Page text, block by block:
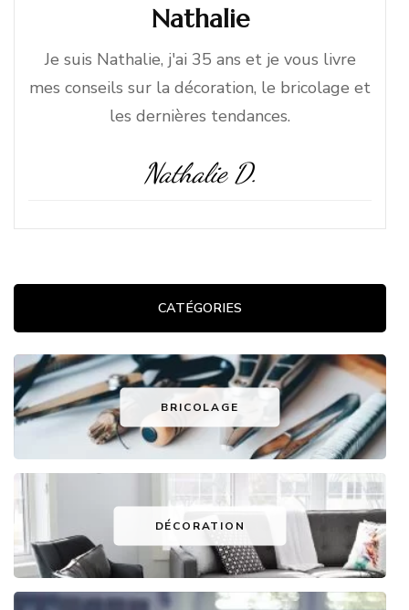
Nathalie
Je suis Nathalie, j'ai 35 ans et je vous livre
mes conseils sur la décoration, le bricolage et
les dernières tendances.
Nathalie D.
CATÉGORIES
BRICOLAGE
DÉCORATION